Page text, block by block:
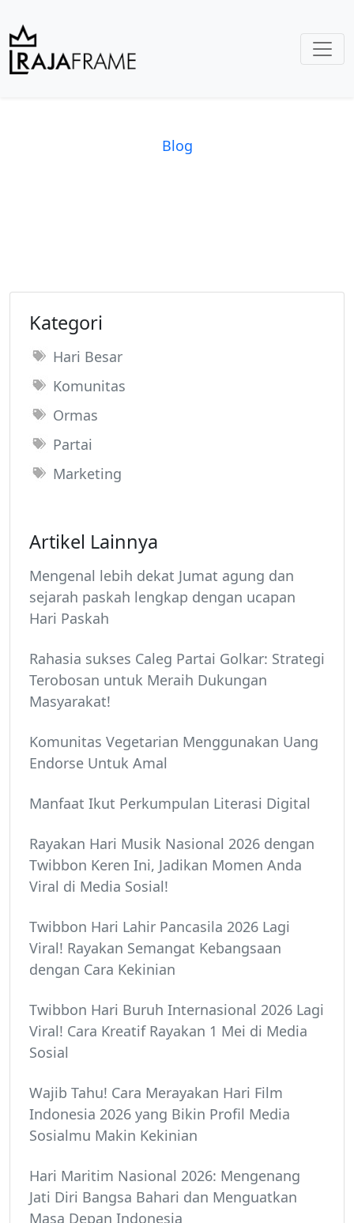
Blog
Kategori
Hari Besar
Komunitas
Ormas
Partai
Marketing
Artikel Lainnya
Mengenal lebih dekat Jumat agung dan
sejarah paskah lengkap dengan ucapan
Hari Paskah
Rahasia sukses Caleg Partai Golkar: Strategi
Terobosan untuk Meraih Dukungan
Masyarakat!
Komunitas Vegetarian Menggunakan Uang
Endorse Untuk Amal
Manfaat Ikut Perkumpulan Literasi Digital
Rayakan Hari Musik Nasional 2026 dengan
Twibbon Keren Ini, Jadikan Momen Anda
Viral di Media Sosial!
Twibbon Hari Lahir Pancasila 2026 Lagi
Viral! Rayakan Semangat Kebangsaan
dengan Cara Kekinian
Twibbon Hari Buruh Internasional 2026 Lagi
Viral! Cara Kreatif Rayakan 1 Mei di Media
Sosial
Wajib Tahu! Cara Merayakan Hari Film
Indonesia 2026 yang Bikin Profil Media
Sosialmu Makin Kekinian
Hari Maritim Nasional 2026: Mengenang
Jati Diri Bangsa Bahari dan Menguatkan
Masa Depan Indonesia